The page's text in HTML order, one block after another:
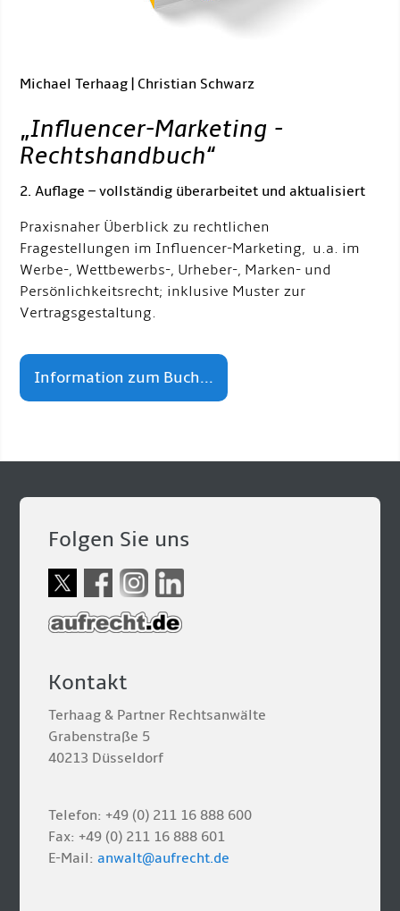
Michael Terhaag | Christian Schwarz
„Influencer-Marketing -
Rechtshandbuch“
2. Auflage – vollständig überarbeitet und aktualisiert
Praxisnaher Überblick zu rechtlichen
Fragestellungen im Influencer-Marketing, u.a. im
Werbe-, Wettbewerbs-, Urheber-, Marken- und
Persönlichkeitsrecht; inklusive Muster zur
Vertragsgestaltung.
Information zum Buch...
Folgen Sie uns
Kontakt
Terhaag & Partner Rechtsanwälte
Grabenstraße 5
40213 Düsseldorf
Telefon: +49 (0) 211 16 888 600
Fax: +49 (0) 211 16 888 601
E-Mail:anwalt@aufrecht.de